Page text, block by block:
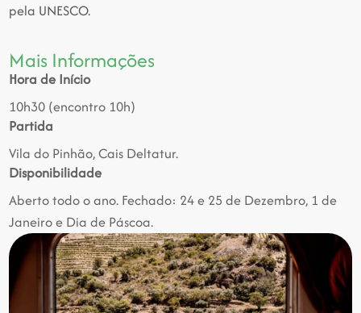
pela UNESCO.
Mais Informações
Hora de Início
10h30 (encontro 10h)
Partida
Vila do Pinhão, Cais Deltatur.
Disponibilidade
Aberto todo o ano. Fechado: 24 e 25 de Dezembro, 1 de
Janeiro e Dia de Páscoa.